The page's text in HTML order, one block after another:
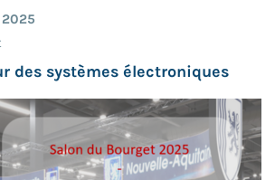
des systèmes électroniques